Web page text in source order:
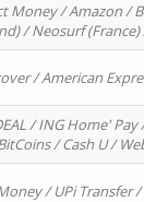
Money / Amazon /
/ Neosurf
/ American
/ ING Home'
/ Cash U /
/ UPi Transfer